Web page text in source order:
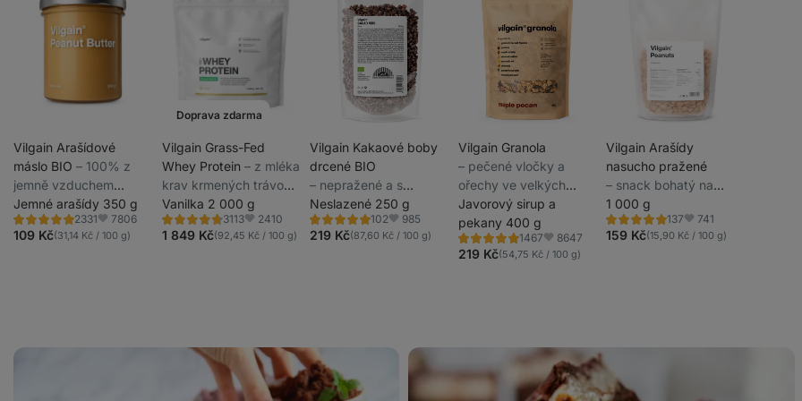
Vilgain Arašídové
máslo BIO ⁠–⁠ 100% z
jemně vzduchem
pražených arašídů bez
přidaného cukru, tuku
a soli
Jemné arašídy 350 g
2331
Hodnocení
4.8/5,
Oblíbené
7806
109 Kč(31,14 Kč / 100 g)
Doprava zdarma
Vilgain Grass-Fed
Whey Protein ⁠–⁠ z mléka
krav krmených trávou
z udržitelných chovů,
slazený stévií,
ultrafiltrovaný za
Vanilka 2 000 g
3113
Hodnocení
4.6/5,
Oblíbené
2410
1 849 Kč(92,45 Kč / 100 g)
Vilgain Kakaové boby
drcené BIO
⁠–⁠ nepražené a s
bohatou čokoládovou
chutí
Neslazené 250 g
102
Hodnocení
4.9/5,
Oblíbené
985
219 Kč(87,60 Kč / 100 g)
Vilgain Granola
⁠–⁠ pečené vločky a
ořechy ve velkých
křupavých clusterech,
ruční zpracování v
malých šaržích pro
maximální čerstvost
Javorový sirup a
pekany 400 g
1467
Hodnocení
4.8/5,
Oblíbené
8647
219 Kč(54,75 Kč / 100 g)
Vilgain Arašídy
nasucho pražené
⁠–⁠ snack bohatý na
kvalitní tuky, bez
přidané soli
1 000 g
137
Hodnocení
5.0/5,
Oblíbené
741
159 Kč(15,90 Kč / 100 g)
Krtkův
Zdravé